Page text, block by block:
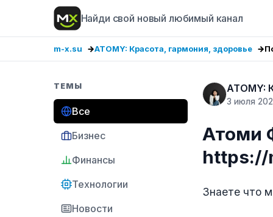
Найди свой новый любимый канал
m-x.su ATOMY: Красота, гармония, здоровье
ТЕМЫ
Все
Бизнес
Финансы
Технологии
Новости
ATOMY:
3 июля
Атоми
https://
Знаете что